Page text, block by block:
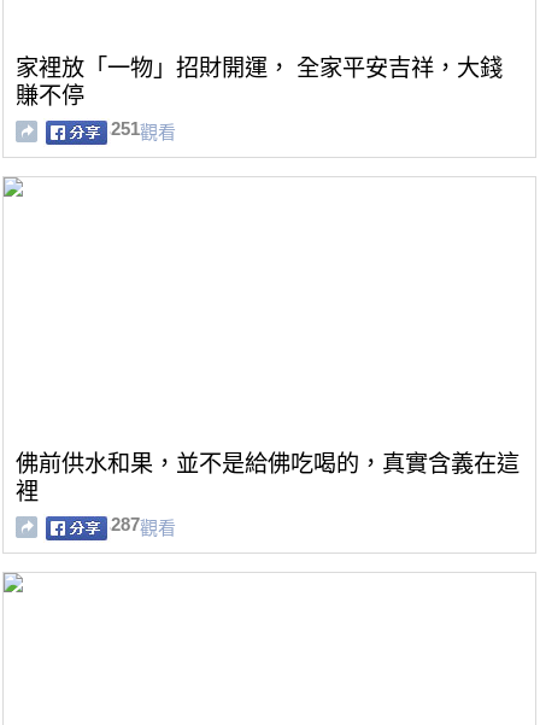
家裡放「一物」招財開運， 全家平安吉祥，大錢
賺不停
251觀看
佛前供水和果，並不是給佛吃喝的，真實含義在這
裡
287觀看